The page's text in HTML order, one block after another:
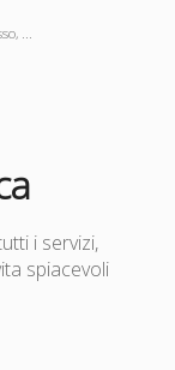
...
i servizi,
spiacevoli